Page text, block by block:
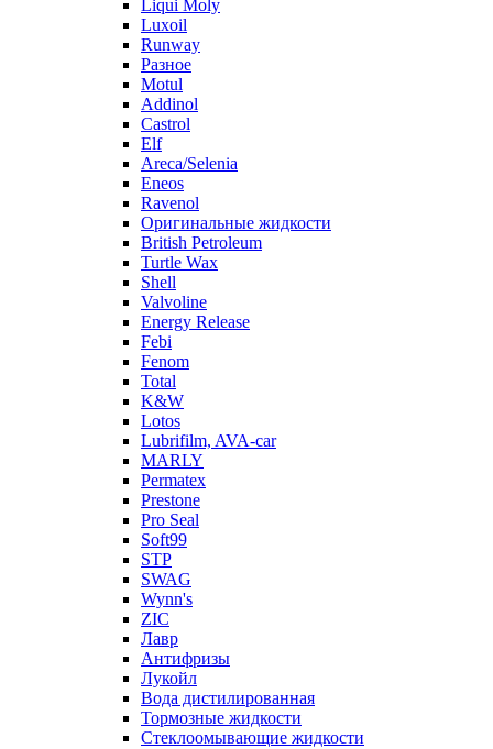
Liqui Moly
Luxoil
Runway
Разное
Motul
Addinol
Castrol
Elf
Areca/Selenia
Eneos
Ravenol
Оригинальные жидкости
British Petroleum
Turtle Wax
Shell
Valvoline
Energy Release
Febi
Fenom
Total
K&W
Lotos
Lubrifilm, AVA-car
MARLY
Permatex
Prestone
Pro Seal
Soft99
STP
SWAG
Wynn's
ZIC
Лавр
Антифризы
Лукойл
Вода дистилированная
Тормозные жидкости
Стеклоомывающие жидкости